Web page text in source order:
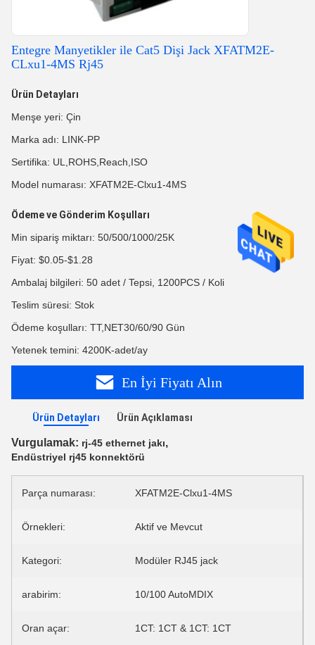
Entegre Manyetikler ile Cat5 Dişi Jack XFATM2E-
CLxu1-4MS Rj45
Ürün Detayları
Menşe yeri: Çin
Marka adı: LINK-PP
Sertifika: UL,ROHS,Reach,ISO
Model numarası: XFATM2E-Clxu1-4MS
Ödeme ve Gönderim Koşulları
Min sipariş miktarı: 50/500/1000/25K
Fiyat: $0.05-$1.28
Ambalaj bilgileri: 50 adet / Tepsi, 1200PCS / Koli
Teslim süresi: Stok
Ödeme koşulları: TT,NET30/60/90 Gün
Yetenek temini: 4200K-adet/ay
En İyi Fiyatı Alın
Ürün Detayları Ürün Açıklaması
Vurgulamak: rj-45 ethernet jakı,
Endüstriyel rj45 konnektörü
Parça numarası: XFATM2E-Clxu1-4MS
Örnekleri: Aktif ve Mevcut
Kategori: Modüler RJ45 jack
arabirim: 10/100 AutoMDIX
Oran açar: 1CT: 1CT & 1CT: 1CT